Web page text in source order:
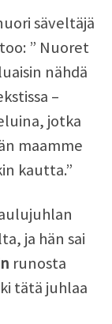
säveltäjä
” Nuoret
nähdä
–
jotka
maamme
kautta.”
ja hän sai
runosta
tätä juhlaa